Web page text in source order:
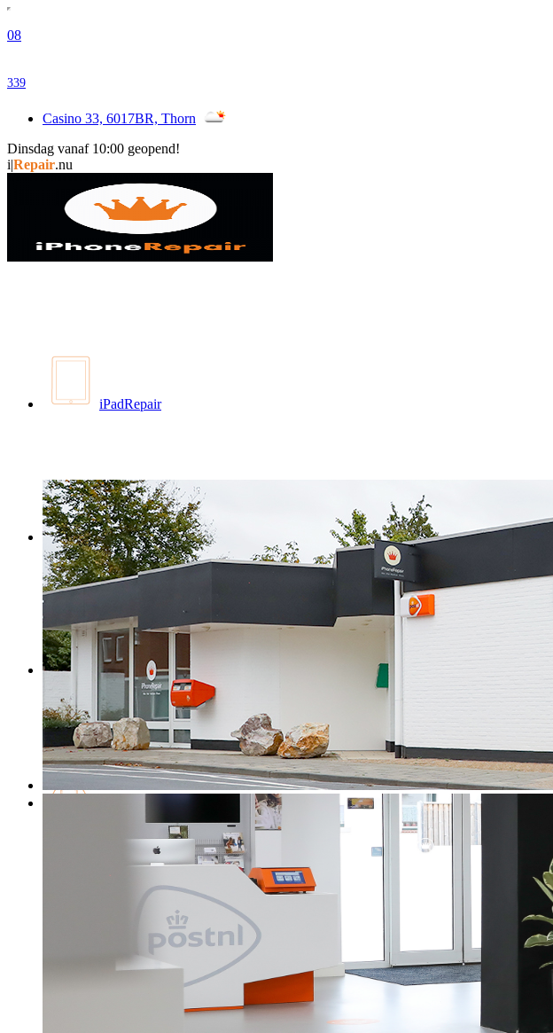
08
339
Casino 33, 6017BR, Thorn
Dinsdag vanaf 10:00 geopend!
i|Repair.nu
iPadRepair
MacBookRepair
iMacRepair
0031 475 215131